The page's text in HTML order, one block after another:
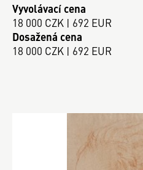
Vyvolávací cena
18 000 CZK | 692 EUR
Dosažená cena
18 000 CZK | 692 EUR